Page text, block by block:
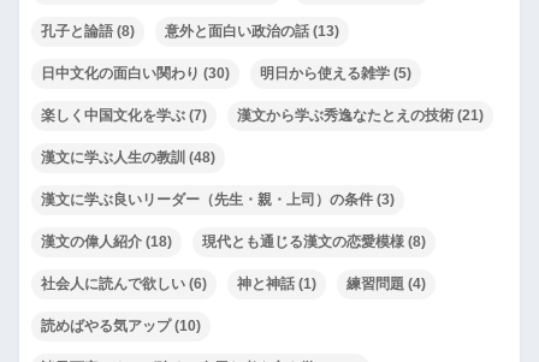
孔子と論語 (8) 意外と面白い政治の話 (13)
日中文化の面白い関わり (30) 明日から使える雑学 (5)
楽しく中国文化を学ぶ (7) 漢文から学ぶ秀逸なたとえの技術 (21)
漢文に学ぶ人生の教訓 (48)
漢文に学ぶ良いリーダー（先生・親・上司）の条件 (3)
漢文の偉人紹介 (18) 現代とも通じる漢文の恋愛模様 (8)
社会人に読んで欲しい (6) 神と神話 (1) 練習問題 (4)
読めばやる気アップ(10)